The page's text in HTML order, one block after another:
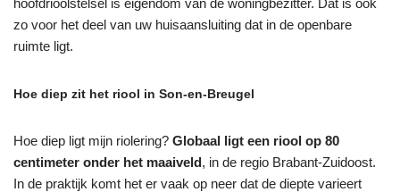
zo voor het deel van uw huisaansluiting dat in de openbare
ruimte ligt.
Hoe diep zit het riool in Son-en-Breugel
Hoe diep ligt mijn riolering? Globaal ligt een riool op 80
centimeter onder het maaiveld, in de regio Brabant-Zuidoost.
In de praktijk komt het er vaak op neer dat de diepte varieert